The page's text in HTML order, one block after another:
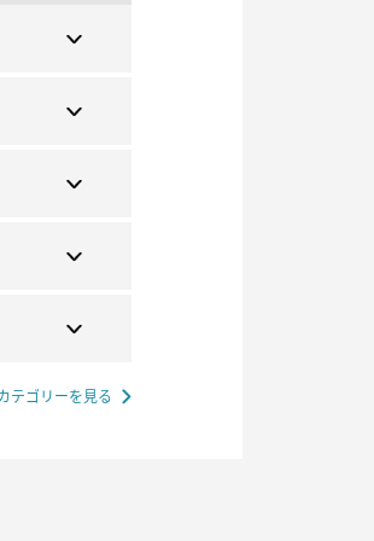
テゴリーを見る